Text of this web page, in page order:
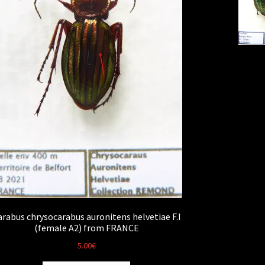
chrysocarabus auronitens helvetiae F.I
(female A2) from FRANCE
5.00€